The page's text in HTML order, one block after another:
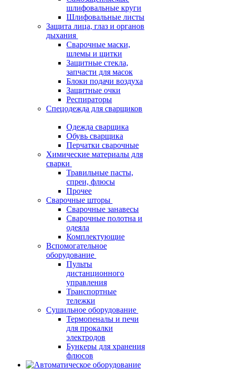
шлифовальные круги
Шлифовальные листы
Защита лица, глаз и органов
дыхания
Сварочные маски,
шлемы и щитки
Защитные стекла,
запчасти для масок
Блоки подачи воздуха
Защитные очки
Респираторы
Спецодежда для сварщиков
Одежда сварщика
Обувь сварщика
Перчатки сварочные
Химические материалы для
сварки
Травильные пасты,
спреи, флюсы
Прочее
Сварочные шторы
Сварочные занавесы
Сварочные полотна и
одеяла
Комплектующие
Вспомогательное
оборудование
Пульты
дистанционного
управления
Транспортные
тележки
Сушильное оборудование
Термопеналы и печи
для прокалки
электродов
Бункеры для хранения
флюсов